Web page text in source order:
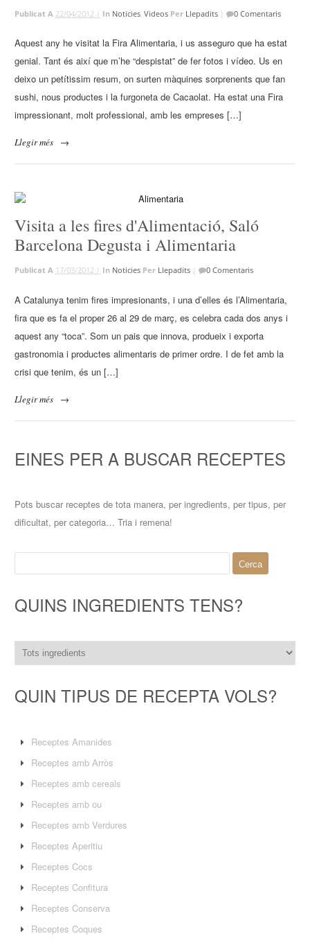
Publicat A 22/04/2012 | In Noticies ,Videos Per Llepadits 0 Comentaris
Aquest any he visitat la Fira Alimentaria, i us asseguro que ha estat
genial. Tant és així que m’he “despistat” de fer fotos i vídeo. Us en
deixo un petítissim resum, on surten màquines sorprenents que fan
sushi, nous productes i la furgoneta de Cacaolat. Ha estat una Fira
impressionant, molt professional, amb les empreses […]
Llegir més →
Visita a les fires d'Alimentació, Saló
Barcelona Degusta i Alimentaria
Publicat A 17/03/2012 | In Noticies Per Llepadits 0 Comentaris
A Catalunya tenim fires impresionants, i una d’elles és l’Alimentaria,
fira que es fa el proper 26 al 29 de març, es celebra cada dos anys i
aquest any “toca”. Som un pais que innova, produeix i exporta
gastronomia i productes alimentaris de primer ordre. I de fet amb la
crisi que tenim, és un […]
Llegir més →
EINES PER A BUSCAR RECEPTES
Pots buscar receptes de tota manera, per ingredients, per tipus, per
dificultat, per categoria… Tria i remena!
QUINS INGREDIENTS TENS?
QUIN TIPUS DE RECEPTA VOLS?
Receptes Amanides
Receptes amb Arròs
Receptes amb cereals
Receptes amb ou
Receptes amb Verdures
Receptes Aperitiu
Receptes Cocs
Receptes Confitura
Receptes Conserva
Receptes Coques